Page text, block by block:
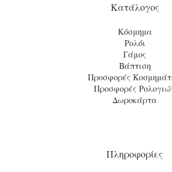
Κατάλογος
Κόσμημα
Ρολόι
Γάμος
Βάπτιση
Προσφορές
Προσφορές
Δωροκάρτα
Πληροφορίες